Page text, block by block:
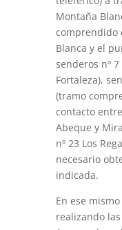
Montaña
comprendido
Blanca y el
senderos nº
Fortaleza),
(tramo
contacto
Abeque y
nº 23 Los
necesario
indicada.
En ese
realizando